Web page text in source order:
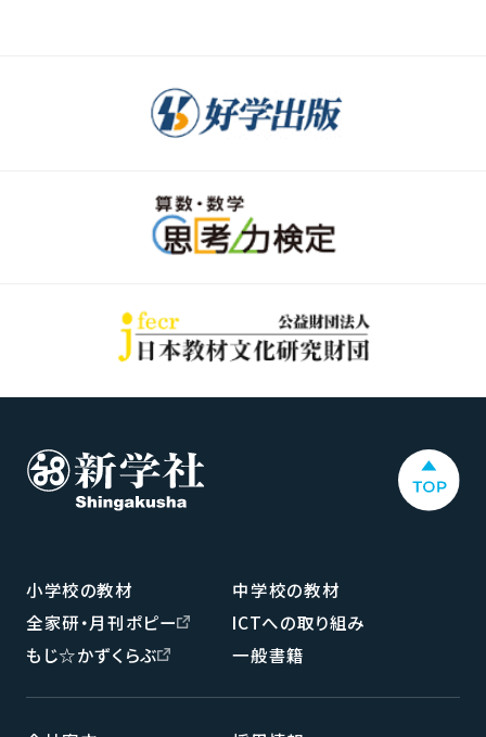
小学校の教材
中学校の教材
全家研・月刊ポピー
ICTへの取り組み
もじ☆かずくらぶ
一般書籍